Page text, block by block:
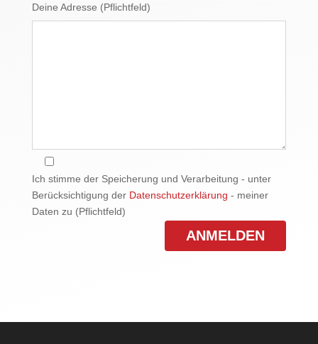
Deine Adresse (Pflichtfeld)
Ich stimme der Speicherung und Verarbeitung - unter
Berücksichtigung der Datenschutzerklärung - meiner
Daten zu (Pflichtfeld)